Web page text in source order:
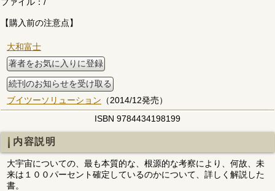
【購入前の注意点】
大和富士
著者をお気に入りに登録
続刊のお知らせを受け取る
ブイツーソリューション （2014/12発売）
ISBN 9784434198199
内容説明
大宇宙についての、最も本質的な、根源的な考察により、何故、未
来は１００パーセント確定しているのかについて、詳しく解説した
書。